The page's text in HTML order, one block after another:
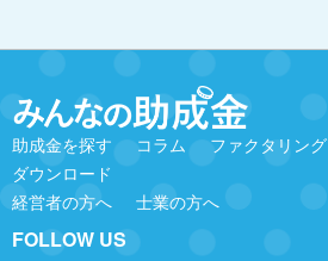
助成金を探す コラム ファクタリング
ダウンロード
経営者の方へ
士業の方へ
FOLLOW US